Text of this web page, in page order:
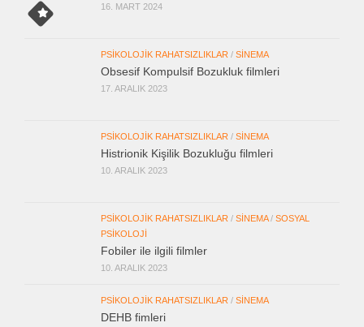
16. MART 2024
PSIKOLOJIK RAHATSIZLIKLAR / SINEMA
Obsesif Kompulsif Bozukluk filmleri
17. ARALIK 2023
PSIKOLOJIK RAHATSIZLIKLAR / SINEMA
Histrionik Kişilik Bozukluğu filmleri
10. ARALIK 2023
PSIKOLOJIK RAHATSIZLIKLAR / SINEMA/ SOSYAL
PSIKOLOJI
Fobiler ile ilgili filmler
10. ARALIK 2023
PSIKOLOJIK RAHATSIZLIKLAR / SINEMA
DEHB fimleri